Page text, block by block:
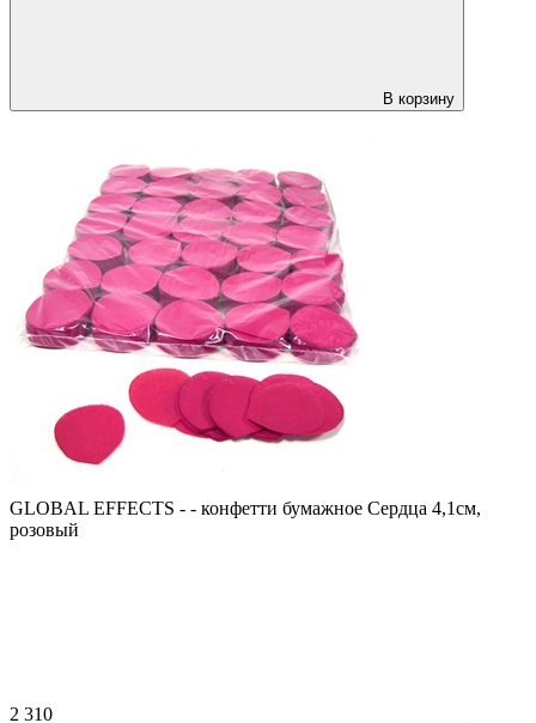
В корзину
GLOBAL EFFECTS - - конфетти бумажное Сердца 4,1см,
розовый
2 310